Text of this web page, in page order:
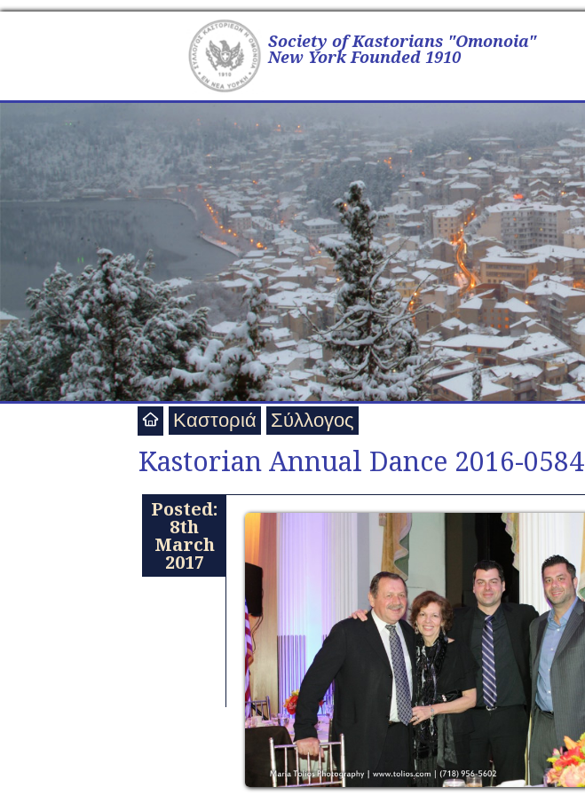
Society of Kastorians "Omonoia"
New York Founded 1910
Καστοριά Σύλλογος
Kastorian Annual Dance 2016-0584
Posted:
8th
March
2017